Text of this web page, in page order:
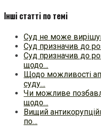
Інші статті по темі
Суд не може
Суд призначив до
Суд призначив до
щодо…
Щодо можливості
суду…
Чи можливе
щодо…
Вищий
по…